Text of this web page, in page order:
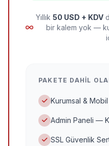
Yıllık 50 USD + KDV
bir kalem yok —
PAKETE DAHIL
Kurumsal &
Admin Paneli —
SSL Güvenlik